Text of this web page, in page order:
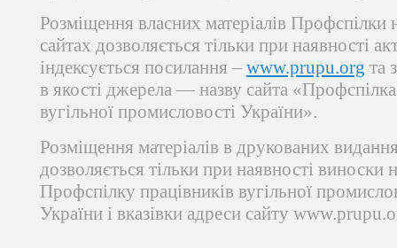
Розміщення власних матеріалів Профспілки
сайтах дозволяється тільки при наявності
індексується посилання – www.prupu.org та
в якості джерела — назву сайта «Профспілка
вугільної промисловості України».
Розміщення матеріалів в друкованих
дозволяється тільки при наявності виноски
Профспілку працівників вугільної
України і вказівки адреси сайту